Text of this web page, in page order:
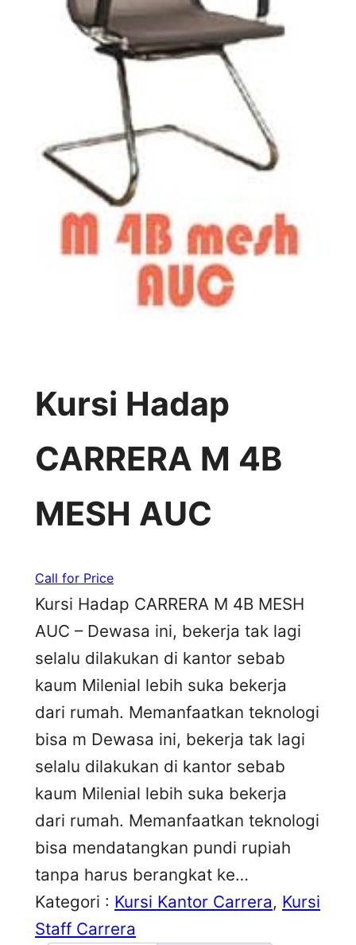
Kursi Hadap
CARRERA M 4B
MESH AUC
Call for Price
Kursi Hadap CARRERA M 4B MESH
AUC – Dewasa ini, bekerja tak lagi
selalu dilakukan di kantor sebab
kaum Milenial lebih suka bekerja
dari rumah. Memanfaatkan teknologi
bisa m Dewasa ini, bekerja tak lagi
selalu dilakukan di kantor sebab
kaum Milenial lebih suka bekerja
dari rumah. Memanfaatkan teknologi
bisa mendatangkan pundi rupiah
tanpa harus berangkat ke…
Kategori : Kursi Kantor Carrera, Kursi
Staff Carrera